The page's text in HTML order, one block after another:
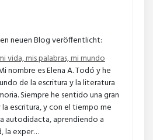
neuen Blog veröffentlicht:
vida, mis palabras, mi mundo
nombre es Elena A. Todó y he
de la escritura y la literatura
Siempre he sentido una gran
escritura, y con el tiempo me
autodidacta, aprendiendo a
la exper…